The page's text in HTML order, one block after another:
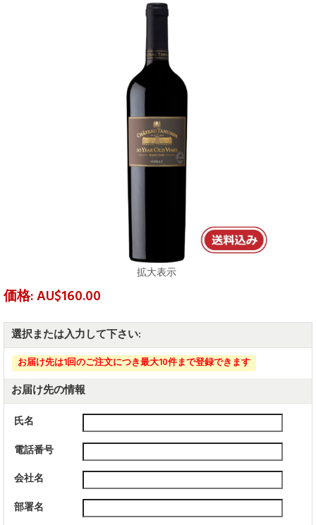
拡大表示
価格: AU$160.00
選択または入力して下さい:
お届け先は1回のご注文につき最大10件まで登録できます
お届け先の情報
氏名
電話番号
会社名
部署名